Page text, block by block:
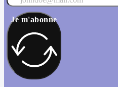
Je m'abonne